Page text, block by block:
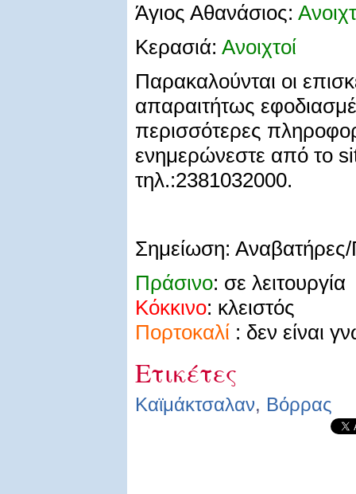
Άγιος Αθανάσιος:
Κερασιά: Ανοιχτοί
Παρακαλούνται οι
απαραιτήτως
περισσότερες
ενημερώνεστε από το
τηλ.:2381032000.
Σημείωση: Αναβατήρες/
Πράσινο: σε λειτουργία
Κόκκινο: κλειστός
Πορτοκαλί : δεν είναι
Ετικέτες
Καϊμάκτσαλαν, Βόρρας